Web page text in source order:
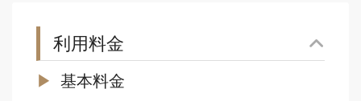
利用料金
基本料金